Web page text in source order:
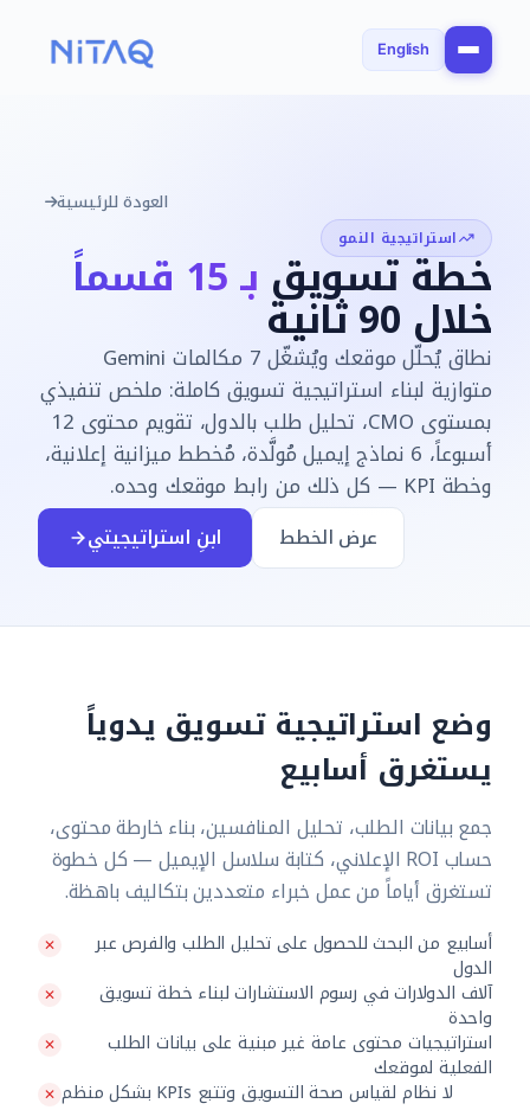
English
العودة للرئيسية
استراتيجية النمو
خطة تسويق بـ 15 قسماً
خلال 90 ثانية
نطاق يُحلّل موقعك ويُشغّل 7 مكالمات Gemini
متوازية لبناء استراتيجية تسويق كاملة: ملخص تنفيذي
بمستوى CMO، تحليل طلب بالدول، تقويم محتوى 12
أسبوعاً، 6 نماذج إيميل مُولَّدة، مُخطط ميزانية إعلانية،
وخطة KPI — كل ذلك من رابط موقعك وحده.
ابنِ استراتيجيتي عرض الخطط
وضع استراتيجية تسويق يدوياً
يستغرق أسابيع
جمع بيانات الطلب، تحليل المنافسين، بناء خارطة محتوى،
حساب ROI الإعلاني، كتابة سلاسل الإيميل — كل خطوة
تستغرق أياماً من عمل خبراء متعددين بتكاليف باهظة.
أسابيع من البحث للحصول على تحليل الطلب والفرص عبر
الدول
آلاف الدولارات في رسوم الاستشارات لبناء خطة تسويق
واحدة
استراتيجيات محتوى عامة غير مبنية على بيانات الطلب
الفعلية لموقعك
لا نظام لقياس صحة التسويق وتتبع KPIs بشكل منظم